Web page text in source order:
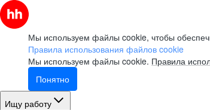
Мы используем файлы cookie, чтобы
Правила использования файлов cookie
Мы используем файлы cookie. Правила
Понятно
Ищу работу